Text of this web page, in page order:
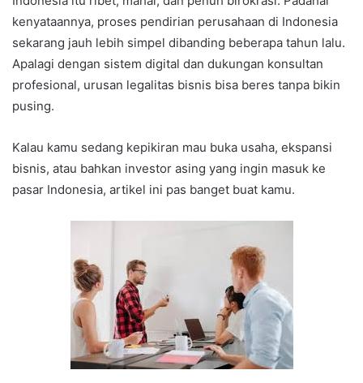
kenyataannya, proses pendirian perusahaan di Indonesia
sekarang jauh lebih simpel dibanding beberapa tahun lalu.
Apalagi dengan sistem digital dan dukungan konsultan
profesional, urusan legalitas bisnis bisa beres tanpa bikin
pusing.
Kalau kamu sedang kepikiran mau buka usaha, ekspansi
bisnis, atau bahkan investor asing yang ingin masuk ke
pasar Indonesia, artikel ini pas banget buat kamu.